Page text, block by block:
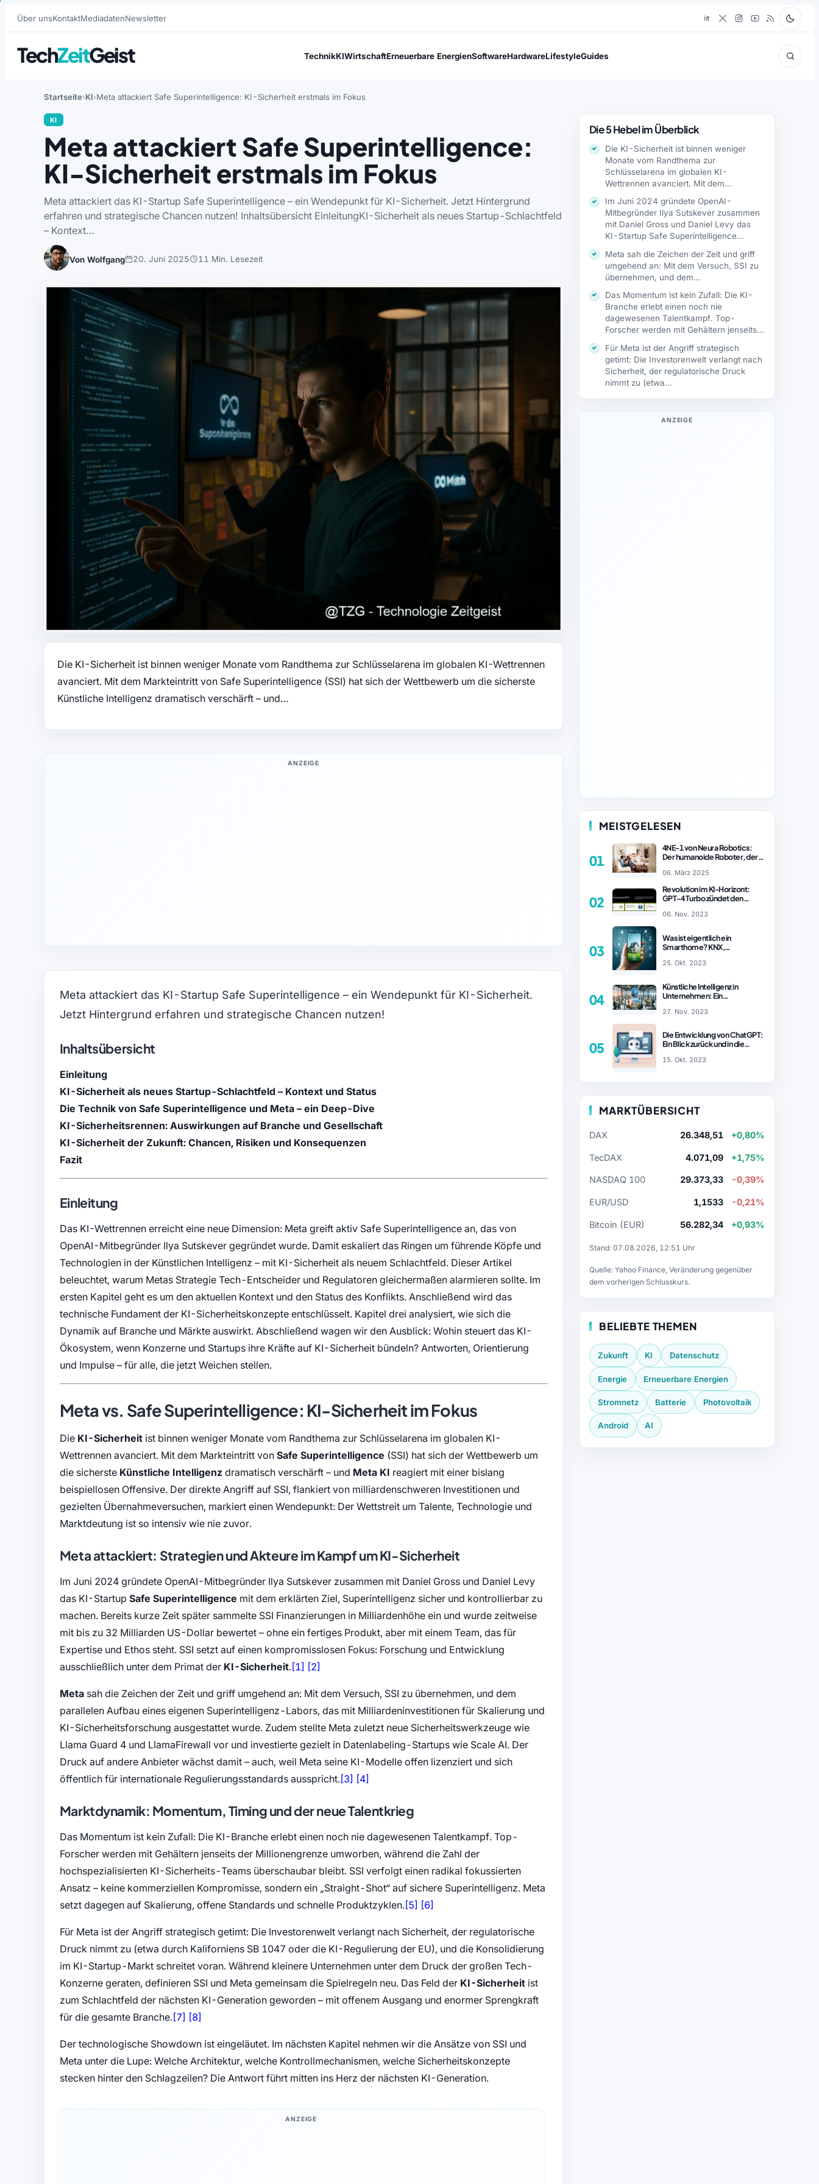
Über unsKontaktMediadatenNewsletter
TechZeitGeist TechnikKIWirtschaftErneuerbare EnergienSoftwareHardwareLifestyleGuides
Startseite KI Meta attackiert Safe Superintelligence: KI-Sicherheit erstmals im Fokus
KI
Meta attackiert Safe Superintelligence:
KI-Sicherheit erstmals im Fokus
Meta attackiert das KI-Startup Safe Superintelligence – ein Wendepunkt für KI-Sicherheit. Jetzt Hintergrund
erfahren und strategische Chancen nutzen! Inhaltsübersicht EinleitungKI-Sicherheit als neues Startup-Schlachtfeld
– Kontext…
Von Wolfgang 20. Juni 2025 11 Min. Lesezeit
Die KI-Sicherheit ist binnen weniger Monate vom Randthema zur Schlüsselarena im globalen KI-Wettrennen
avanciert. Mit dem Markteintritt von Safe Superintelligence (SSI) hat sich der Wettbewerb um die sicherste
Künstliche Intelligenz dramatisch verschärft – und…
ANZEIGE
Meta attackiert das KI-Startup Safe Superintelligence – ein Wendepunkt für KI-Sicherheit.
Jetzt Hintergrund erfahren und strategische Chancen nutzen!
Inhaltsübersicht
Einleitung
KI-Sicherheit als neues Startup-Schlachtfeld – Kontext und Status
Die Technik von Safe Superintelligence und Meta – ein Deep-Dive
KI-Sicherheitsrennen: Auswirkungen auf Branche und Gesellschaft
KI-Sicherheit der Zukunft: Chancen, Risiken und Konsequenzen
Fazit
Einleitung
Das KI-Wettrennen erreicht eine neue Dimension: Meta greift aktiv Safe Superintelligence an, das von
OpenAI-Mitbegründer Ilya Sutskever gegründet wurde. Damit eskaliert das Ringen um führende Köpfe und
Technologien in der Künstlichen Intelligenz – mit KI-Sicherheit als neuem Schlachtfeld. Dieser Artikel
beleuchtet, warum Metas Strategie Tech-Entscheider und Regulatoren gleichermaßen alarmieren sollte. Im
ersten Kapitel geht es um den aktuellen Kontext und den Status des Konflikts. Anschließend wird das
technische Fundament der KI-Sicherheitskonzepte entschlüsselt. Kapitel drei analysiert, wie sich die
Dynamik auf Branche und Märkte auswirkt. Abschließend wagen wir den Ausblick: Wohin steuert das KI-
Ökosystem, wenn Konzerne und Startups ihre Kräfte auf KI-Sicherheit bündeln? Antworten, Orientierung
und Impulse – für alle, die jetzt Weichen stellen.
Meta vs. Safe Superintelligence: KI-Sicherheit im Fokus
Die KI-Sicherheitist binnen weniger Monate vom Randthema zur Schlüsselarena im globalen KI-
Wettrennen avanciert. Mit dem Markteintritt von Safe Superintelligence (SSI) hat sich der Wettbewerb um
die sicherste Künstliche Intelligenzdramatisch verschärft – und Meta KI reagiert mit einer bislang
beispiellosen Offensive. Der direkte Angriff auf SSI, flankiert von milliardenschweren Investitionen und
gezielten Übernahmeversuchen, markiert einen Wendepunkt: Der Wettstreit um Talente, Technologie und
Marktdeutung ist so intensiv wie nie zuvor.
Meta attackiert: Strategien und Akteure im Kampf um KI-Sicherheit
Im Juni 2024 gründete OpenAI-Mitbegründer Ilya Sutskever zusammen mit Daniel Gross und Daniel Levy
das KI-Startup Safe Superintelligence mit dem erklärten Ziel, Superintelligenz sicher und kontrollierbar zu
machen. Bereits kurze Zeit später sammelte SSI Finanzierungen in Milliardenhöhe ein und wurde zeitweise
mit bis zu 32 Milliarden US-Dollar bewertet – ohne ein fertiges Produkt, aber mit einem Team, das für
Expertise und Ethos steht. SSI setzt auf einen kompromisslosen Fokus: Forschung und Entwicklung
ausschließlich unter dem Primat der KI-Sicherheit.[1] (öffnet in neuem Tab)
[2]
Metasah die Zeichen der Zeit und griff umgehend an: Mit dem Versuch, SSI zu übernehmen, und dem
parallelen Aufbau eines eigenen Superintelligenz-Labors, das mit Milliardeninvestitionen für Skalierung und
KI-Sicherheitsforschung ausgestattet wurde. Zudem stellte Meta zuletzt neue Sicherheitswerkzeuge wie
Llama Guard 4 und LlamaFirewall vor und investierte gezielt in Datenlabeling-Startups wie Scale AI. Der
Druck auf andere Anbieter wächst damit – auch, weil Meta seine KI-Modelle offen lizenziert und sich
öffentlich für internationale Regulierungsstandards ausspricht.[3] (öffnet in neuem Tab)
[4]
Marktdynamik: Momentum, Timing und der neue Talentkrieg
Das Momentum ist kein Zufall: Die KI-Branche erlebt einen noch nie dagewesenen Talentkampf. Top-
Forscher werden mit Gehältern jenseits der Millionengrenze umworben, während die Zahl der
hochspezialisierten KI-Sicherheits-Teams überschaubar bleibt. SSI verfolgt einen radikal fokussierten
Ansatz – keine kommerziellen Kompromisse, sondern ein „Straight-Shot“ auf sichere Superintelligenz. Meta
setzt dagegen auf Skalierung, offene Standards und schnelle Produktzyklen.[5] (öffnet in neuem Tab)
[6]
Für Meta ist der Angriff strategisch getimt: Die Investorenwelt verlangt nach Sicherheit, der regulatorische
Druck nimmt zu (etwa durch Kaliforniens SB 1047 oder die KI-Regulierung der EU), und die Konsolidierung
im KI-Startup-Markt schreitet voran. Während kleinere Unternehmen unter dem Druck der großen Tech-
Konzerne geraten, definieren SSI und Meta gemeinsam die Spielregeln neu. Das Feld der KI-Sicherheitist
zum Schlachtfeld der nächsten KI-Generation geworden – mit offenem Ausgang und enormer Sprengkraft
für die gesamte Branche.[7] (öffnet in neuem Tab)
[8]
Der technologische Showdown ist eingeläutet. Im nächsten Kapitel nehmen wir die Ansätze von SSI und
Meta unter die Lupe: Welche Architektur, welche Kontrollmechanismen, welche Sicherheitskonzepte
stecken hinter den Schlagzeilen? Die Antwort führt mitten ins Herz der nächsten KI-Generation.
ANZEIGE
Die 5 Hebel im Überblick
Die KI-Sicherheit ist binnen weniger
Monate vom Randthema zur
Schlüsselarena im globalen KI-
Wettrennen avanciert. Mit dem
Im Juni 2024 gründete OpenAI-
Mitbegründer Ilya Sutskever zusammen
mit Daniel Gross und Daniel Levy das
KI-Startup Safe Superintelligence…
Meta sah die Zeichen der Zeit und griff
umgehend an: Mit dem Versuch, SSI zu
übernehmen, und dem…
Das Momentum ist kein Zufall: Die KI-
Branche erlebt einen noch nie
dagewesenen Talentkampf. Top-
Forscher werden mit Gehältern jenseits…
Für Meta ist der Angriff strategisch
getimt: Die Investorenwelt verlangt nach
Sicherheit, der regulatorische Druck
nimmt zu (etwa…
ANZEIGE
MEISTGELESEN
01
4NE-1 von Neura Robotics:
Der humanoide Roboter, der
revolutionieren könnte
06. März 2025
02
Revolution im KI-Horizont:
GPT-4 Turbo zündet den
– ChatGPT Revolution!
06. Nov. 2023
03
Was ist eigentlich ein
Smarthome? KNX,
Vergleich
25. Okt. 2023
04
Künstliche Intelligenz in
Unternehmen: Ein
27. Nov. 2023
05
Die Entwicklung von ChatGPT:
Ein Blick zurück und in die
15. Okt. 2023
MARKTÜBERSICHT
DAX 26.348,51 +0,80%
TecDAX 4.071,09 +1,75%
NASDAQ 100 29.373,33 -0,39%
EUR/USD 1,1533 -0,21%
Bitcoin (EUR) 56.282,34 +0,93%
Stand: 07.08.2026, 12:51 Uhr
Quelle: Yahoo Finance, Veränderung gegenüber
dem vorherigen Schlusskurs.
BELIEBTE THEMEN
Zukunft KI Datenschutz
Energie Erneuerbare Energien
Stromnetz Batterie Photovoltaik
Android AI